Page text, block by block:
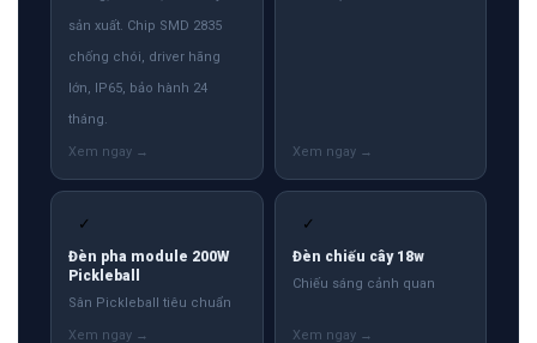
sản xuất. Chip SMD 2835
chống chói, driver hãng
lớn, IP65, bảo hành 24
tháng.
✓
Đèn pha module 200W
Pickleball
Sân Pickleball tiêu chuẩn
✓
Đèn chiếu cây 18w
Chiếu sáng cảnh quan